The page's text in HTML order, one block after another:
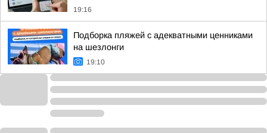
19:16
Подборка пляжей с адекватными ценниками
на шезлонги
19:10